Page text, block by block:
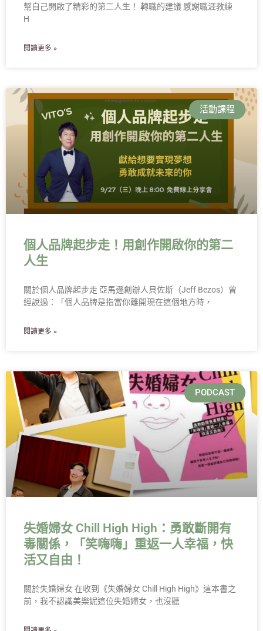
幫自己開啟了精彩的第二人生！ 轉職的建議 感謝職涯教練
H
閱讀更多 »
活動課程
個人品牌起步走！用創作開啟你的第二
人生
關於個人品牌起步走 亞馬遜創辦人貝佐斯（Jeff Bezos）曾
經說過：「個人品牌是指當你離開現在這個地方時，
閱讀更多 »
PODCAST
失婚婦女 Chill High High：勇敢斷開有
毒關係，「笑嗨嗨」重返一人幸福，快
活又自由！
關於失婚婦女 在收到《失婚婦女 Chill High High》這本書之
前，我不認識美樂妮這位失婚婦女，也沒聽